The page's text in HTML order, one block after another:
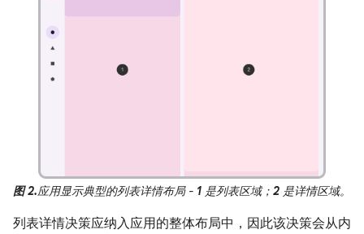
图 2.应用显示典型的列表详情布局 - 1 是列表区域； 2 是详情区域。
列表详情决策应纳入应用的整体布局中，因此该决策会从内